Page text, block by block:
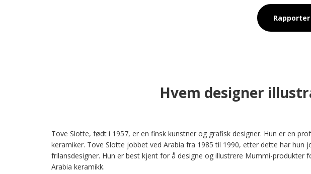
Hvem designer
Tove Slotte, født i 1957, er en finsk kunstner og grafisk designer. Hun er en
keramiker. Tove Slotte jobbet ved Arabia fra 1985 til 1990, etter dette har hun
frilansdesigner. Hun er best kjent for å designe og illustrere Mummi-produkter
Arabia keramikk.